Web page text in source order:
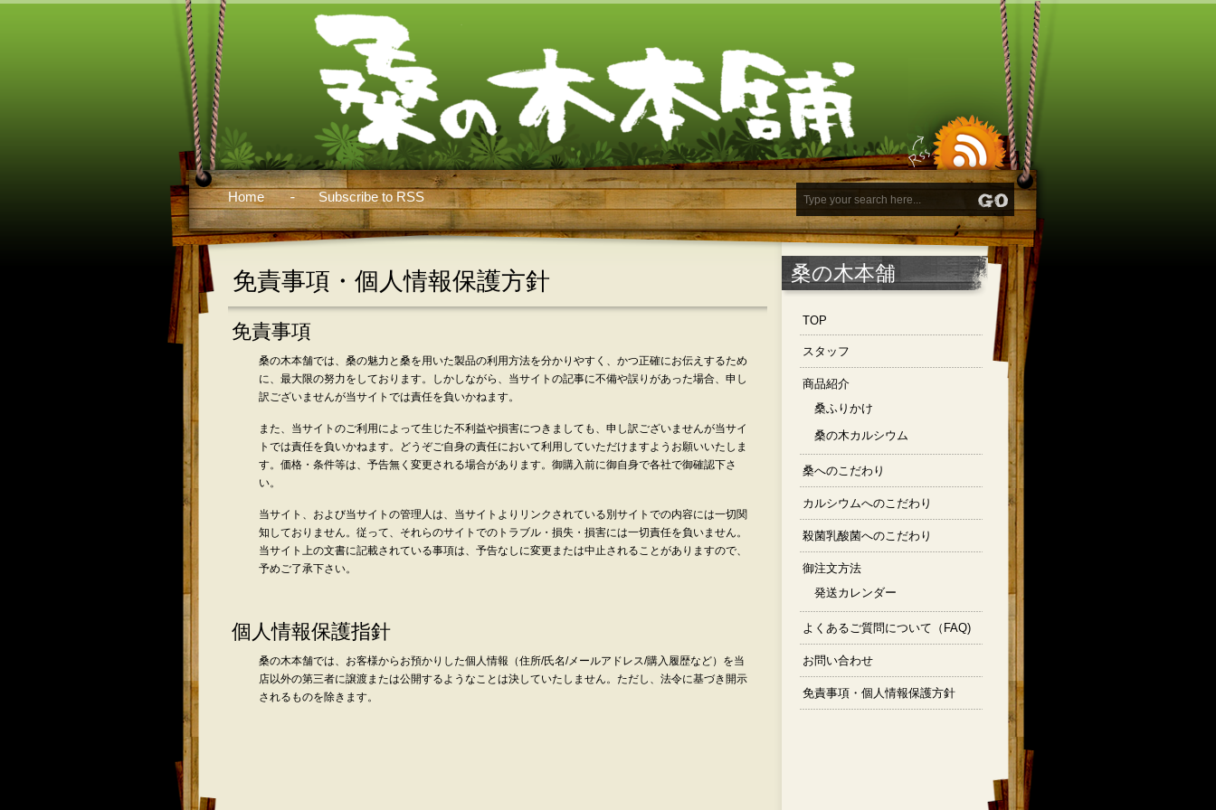
Home Subscribe to RSS
免責事項・個人情報保護方針
免責事項
桑の木本舗では、桑の魅力と桑を用いた製品の利用方法を分かりやすく、かつ正確にお伝えするため
に、最大限の努力をしております。しかしながら、当サイトの記事に不備や誤りがあった場合、申し
訳ございませんが当サイトでは責任を負いかねます。
また、当サイトのご利用によって生じた不利益や損害につきましても、申し訳ございませんが当サイ
トでは責任を負いかねます。どうぞご自身の責任において利用していただけますようお願いいたしま
す。価格・条件等は、予告無く変更される場合があります。御購入前に御自身で各社で御確認下さ
い。
当サイト、および当サイトの管理人は、当サイトよりリンクされている別サイトでの内容には一切関
知しておりません。従って、それらのサイトでのトラブル・損失・損害には一切責任を負いません。
当サイト上の文書に記載されている事項は、予告なしに変更または中止されることがありますので、
予めご了承下さい。
個人情報保護指針
桑の木本舗では、お客様からお預かりした個人情報（住所/氏名/メールアドレス/購入履歴など）を当
店以外の第三者に譲渡または公開するようなことは決していたしません。ただし、法令に基づき開示
されるものを除きます。
桑の木本舗
TOP
スタッフ
商品紹介
桑ふりかけ
桑の木カルシウム
桑へのこだわり
カルシウムへのこだわり
殺菌乳酸菌へのこだわり
御注文方法
発送カレンダー
よくあるご質問について（FAQ)
お問い合わせ
免責事項・個人情報保護方針